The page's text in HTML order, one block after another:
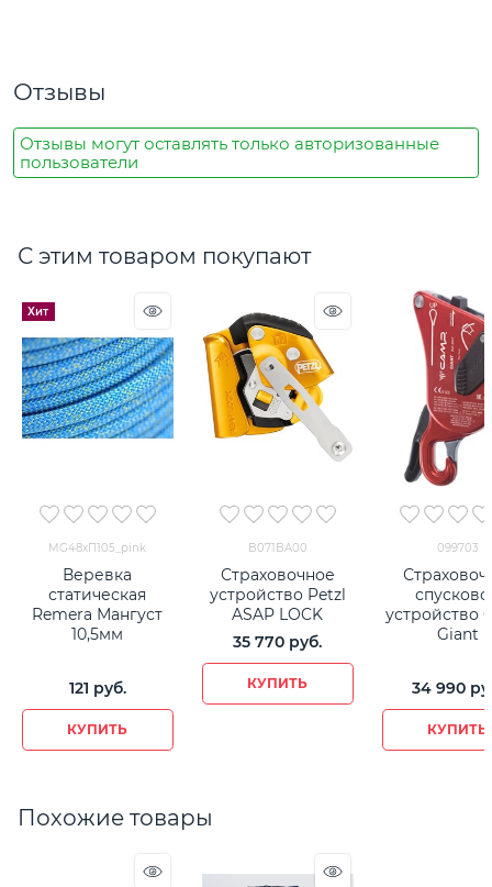
Отзывы
Отзывы могут оставлять только авторизованные
пользователи
С этим товаром покупают
Хит
MG48хП105_pink
Веревка
статическая
Remera Мангуст
10,5мм
121 руб.
КУПИТЬ
B071BA00
Страховочное
устройство Petzl
ASAP LOCK
35 770 руб.
КУПИТЬ
099703
устройство
Giant
34 990
КУПИТЬ
Похожие товары